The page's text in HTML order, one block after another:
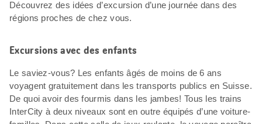
Découvrez des idées d’excursion d’une journée dans des
régions proches de chez vous.
Excursions avec des enfants
Le saviez-vous? Les enfants âgés de moins de 6 ans
voyagent gratuitement dans les transports publics en Suisse.
De quoi avoir des fourmis dans les jambes! Tous les trains
InterCity à deux niveaux sont en outre équipés d’une voiture-